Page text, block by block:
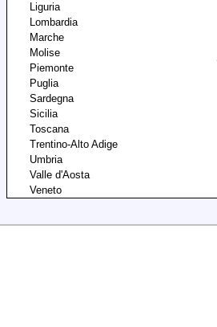
Liguria
Lombardia
Marche
Molise
Piemonte
Puglia
Sardegna
Sicilia
Toscana
Trentino-Alto Adige
Umbria
Valle d'Aosta
Veneto